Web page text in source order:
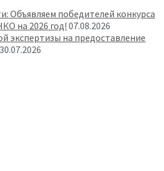
Объявляем победителей конкурса
на 2026 год! 07.08.2026
экспертизы на предоставление
30.07.2026